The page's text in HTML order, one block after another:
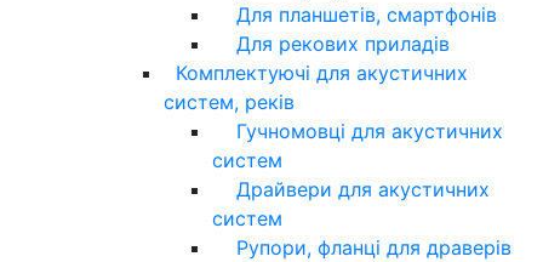
Для планшетів, смартфонів
Для рекових приладів
Комплектуючі для акустичних
систем, реків
Гучномовці для акустичних
систем
Драйвери для акустичних
систем
Рупори, фланці для драверів